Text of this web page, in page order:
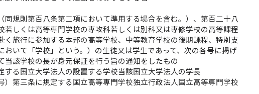
規則第百八条第二項において準用する場合を含む。）、第百二十八
しくは高等専門学校の専攻科若しくは別科又は専修学校の高等課程
旅行に参加する本邦の高等学校、中等教育学校の後期課程、特別支
いて「学校」という。）の生徒又は学生であって、次の各号に掲げ
該学校の長が身元保証を行う旨の通知をしたもの
する国立大学法人の設置する学校当該国立大学法人の学長
）第三条に規定する国立高等専門学校独立行政法人国立高等専門学校